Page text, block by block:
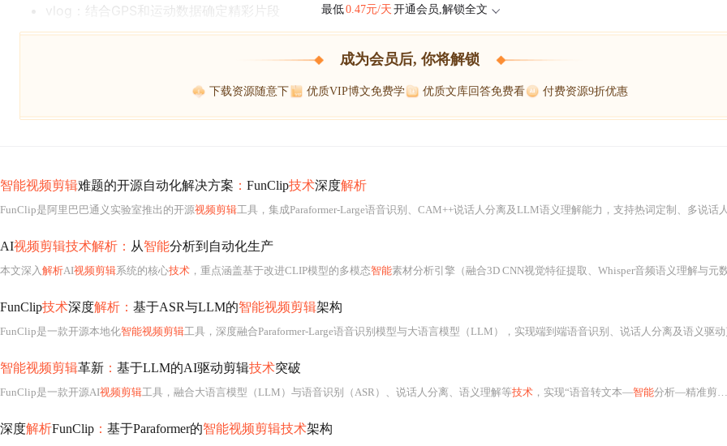
vlog：结合GPS和运动数据确定精彩片段
最低0.47元/天 开通会员,解锁全文
成为会员后, 你将解锁
下载资源随意下 优质VIP博文免费学 优质文库回答免费看 付费资源9折优惠
智能视频剪辑难题的开源自动化解决方案 ： FunClip技术深度解析
FunClip是阿里巴巴通义实验室推出的开源视频剪辑工具，集成Paraformer-Large语音识别、CAM++说话人分离及LLM语义理解能力，支持热词定制、多说话人分段剪辑、SRT
AI视频剪辑技术解析： 从智能分析到自动化生产
本文深入解析AI视频剪辑系统的核心技术 ，重点涵盖基于改进CLIP模型的多模态智能素材分析引擎（融合3D CNN视觉特征提取、Whisper音频语义理解与元数据增强）以及动态
FunClip技术深度解析： 基于ASR与LLM的智能视频剪辑架构
FunClip是一款开源本地化智能视频剪辑工具，深度融合Paraformer-Large语音识别模型与大语言模型（LLM），实现端到端语音识别、说话人分离及语义驱动剪辑。其架构采用模块化分层设计，支持多语言、热词定制、并发处理与流式内存管理，在中文视频上达95.2%字准确率，时间戳误差<100ms。LLM剪辑模块通过prompt工程兼容GPT/Qwen等API，输出结构
智能视频剪辑革新 ： 基于LLM的AI驱动剪辑技术突破
FunClip是一款开源AI视频剪辑工具，融合大语言模型（LLM）与语音识别（ASR）、说话人分离、语义理解等技术 ，实现“语音转文本—智能分析—精准剪辑”全自动流程。支持多语言、多人对话场景下的高精度片段提取、字幕
深度解析FunClip ： 基于Paraformer的智能视频剪辑技术架构